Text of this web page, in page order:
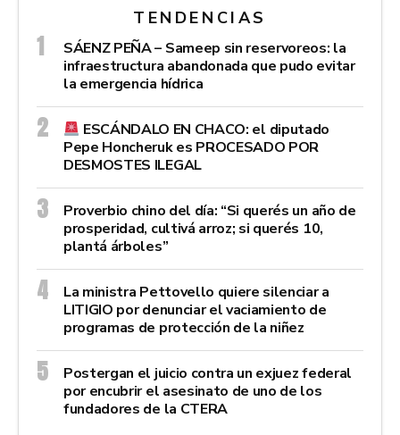
TENDENCIAS
SÁENZ PEÑA – Sameep sin reservoreos: la
infraestructura abandonada que pudo evitar
la emergencia hídrica
ESCÁNDALO EN CHACO: el diputado
Pepe Honcheruk es PROCESADO POR
DESMOSTES ILEGAL
Proverbio chino del día: “Si querés un año de
prosperidad, cultivá arroz; si querés 10,
plantá árboles”
La ministra Pettovello quiere silenciar a
LITIGIO por denunciar el vaciamiento de
programas de protección de la niñez
Postergan el juicio contra un exjuez federal
por encubrir el asesinato de uno de los
fundadores de la CTERA